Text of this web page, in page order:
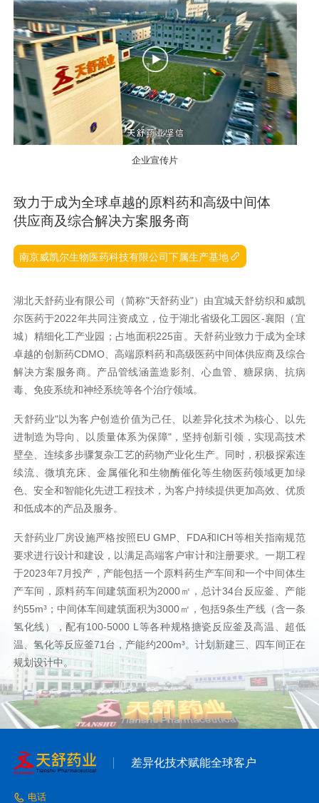
企业宣传片
致力于成为全球卓越的原料药和高级中间体
供应商及综合解决方案服务商
南京威凯尔生物医药科技有限公司下属生产基地
湖北天舒药业有限公司（简称"天舒药业"）由宜城天舒纺织和威凯
尔医药于2022年共同注资成立，位于湖北省级化工园区-襄阳（宜
城）精细化工产业园；占地面积225亩。天舒药业致力于成为全球
卓越的创新药CDMO、高端原料药和高级医药中间体供应商及综合
解决方案服务商。产品管线涵盖造影剂、心血管、糖尿病、抗病
毒、免疫系统和神经系统等各个治疗领域。
天舒药业"以为客户创造价值为己任、以差异化技术为核心、以先
进制造为导向、以质量体系为保障"，坚持创新引领，实现高技术
壁垒、连续多步骤复杂工艺的药物产业化生产。同时，积极探索连
续流、微填充床、金属催化和生物酶催化等生物医药领域更加绿
色、安全和智能化先进工程技术，为客户持续提供更加高效、优质
和低成本的产品及服务。
天舒药业厂房设施严格按照EU GMP、FDA和ICH等相关指南规范
要求进行设计和建设，以满足高端客户审计和注册要求。一期工程
于2023年7月投产，产能包括一个原料药生产车间和一个中间体生
产车间，原料药车间建筑面积为2000㎡，总计34台反应釜、产能
约55m³；中间体车间建筑面积为3000㎡，包括9条生产线（含一条
氢化线），配有100-5000 L等各种规格搪瓷反应釜及高温、超低
温、氢化等反应釜71台，产能约200m³。计划新建三、四车间正在
规划设计中。
差异化技术赋能全球客户
电话